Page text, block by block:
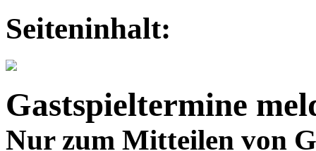
Seiteninhalt:
Gastspieltermine
Nur zum Mitteilen von